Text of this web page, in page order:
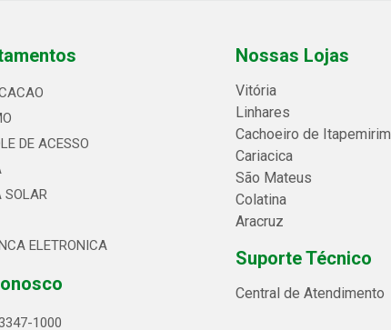
DE ACESSO
SOLAR
ELETRONICA
1000
Nossas Lojas
Vitória
Linhares
Cachoeiro de Itapemirim
Cariacica
São Mateus
Colatina
Aracruz
Suporte Técnico
Central de Atendimento